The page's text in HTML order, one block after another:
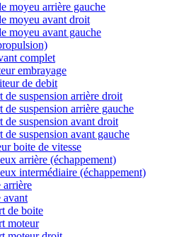
moyeu arrière gauche
moyeu avant droit
moyeu avant gauche
complet
embrayage
de debit
de suspension arrière droit
de suspension arrière gauche
de suspension avant droit
de suspension avant gauche
boite de vitesse
arrière (échappement)
intermédiaire (échappement)
arrière
avant
de boite
moteur